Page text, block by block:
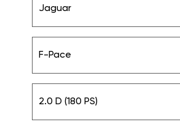
Jaguar
F-Pace
2.0 D (180 PS)